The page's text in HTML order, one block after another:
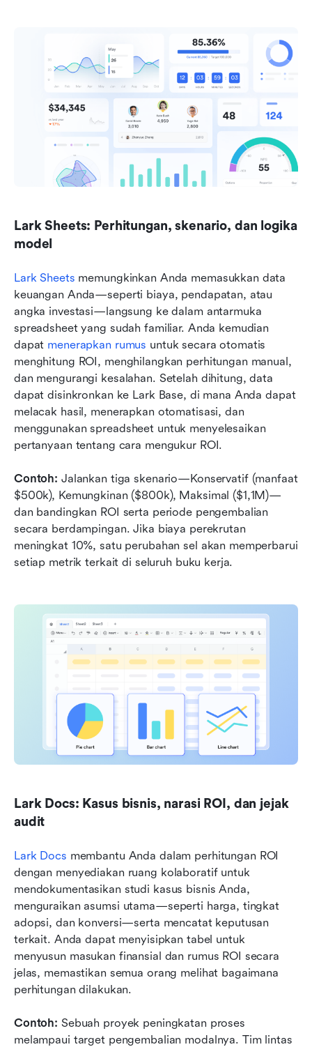
Lark Sheets: Perhitungan, skenario, dan logika
model
Lark Sheets memungkinkan Anda memasukkan data
keuangan Anda—seperti biaya, pendapatan, atau
angka investasi—langsung ke dalam antarmuka
spreadsheet yang sudah familiar. Anda kemudian
dapat menerapkan rumus untuk secara otomatis
menghitung ROI, menghilangkan perhitungan manual,
dan mengurangi kesalahan. Setelah dihitung, data
dapat disinkronkan ke Lark Base, di mana Anda dapat
melacak hasil, menerapkan otomatisasi, dan
menggunakan spreadsheet untuk menyelesaikan
pertanyaan tentang cara mengukur ROI.
Contoh: Jalankan tiga skenario—Konservatif (manfaat
$500k), Kemungkinan ($800k), Maksimal ($1,1M)—
dan bandingkan ROI serta periode pengembalian
secara berdampingan. Jika biaya perekrutan
meningkat 10%, satu perubahan sel akan memperbarui
setiap metrik terkait di seluruh buku kerja.
Lark Docs: Kasus bisnis, narasi ROI, dan jejak
audit
Lark Docs membantu Anda dalam perhitungan ROI
dengan menyediakan ruang kolaboratif untuk
mendokumentasikan studi kasus bisnis Anda,
menguraikan asumsi utama—seperti harga, tingkat
adopsi, dan konversi—serta mencatat keputusan
terkait. Anda dapat menyisipkan tabel untuk
menyusun masukan finansial dan rumus ROI secara
jelas, memastikan semua orang melihat bagaimana
perhitungan dilakukan.
Contoh: Sebuah proyek peningkatan proses
melampaui target pengembalian modalnya. Tim lintas